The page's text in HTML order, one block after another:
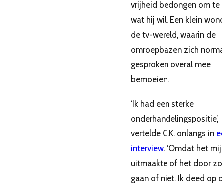
vrijheid bedongen om te
wat hij wil. Een klein
de tv-wereld, waarin de
omroepbazen zich
gesproken overal mee
bemoeien.
‘Ik had een sterke
onderhandelingspositie’,
vertelde C.K. onlangs in
interview. ‘Omdat het
uitmaakte of het door
gaan of niet. Ik deed op